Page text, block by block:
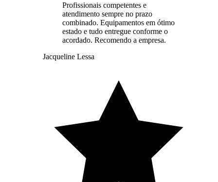
Profissionais competentes e
atendimento sempre no prazo
combinado. Equipamentos em ótimo
estado e tudo entregue conforme o
acordado. Recomendo a empresa.
Jacqueline Lessa